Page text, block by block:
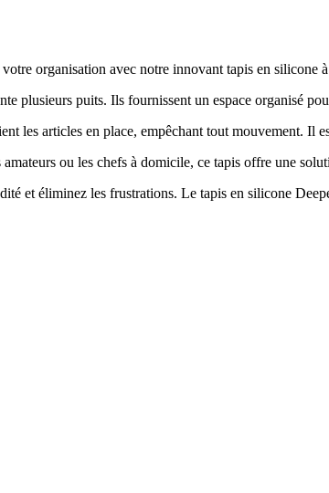
organisation avec notre innovant tapis en
plusieurs puits. Ils fournissent un espace organisé
les articles en place, empêchant tout mouvement. Il
ou les chefs à domicile, ce tapis offre une
et éliminez les frustrations. Le tapis en silicone